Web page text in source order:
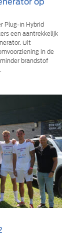
Plug-In Hybrid
een aantrekkelijk
Uit
in de
brandstof